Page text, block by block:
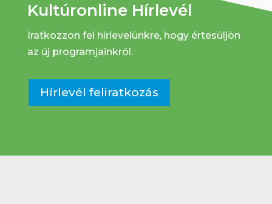
Kultúronline Hírlevél
Iratkozzon fel hírlevelünkre, hogy értesüljön
az új programjainkról.
Hírlevél feliratkozás